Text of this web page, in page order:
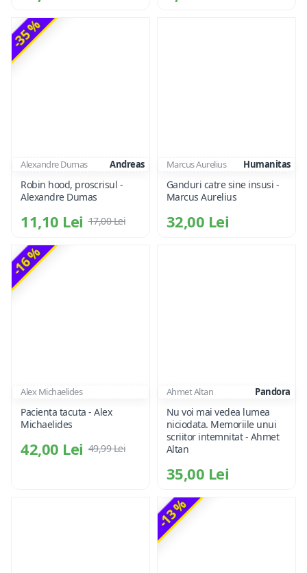
-35 %
Alexandre Dumas Andreas
Robin hood, proscrisul -
Alexandre Dumas
11,10 Lei 17,00 Lei
Marcus Aurelius Humanitas
Ganduri catre sine insusi -
Marcus Aurelius
32,00 Lei
-16 %
Alex Michaelides
Pacienta tacuta - Alex
Michaelides
42,00 Lei 49,99 Lei
Ahmet Altan Pandora
Nu voi mai vedea lumea
niciodata. Memoriile unui
scriitor intemnitat - Ahmet
Altan
35,00 Lei
-13 %